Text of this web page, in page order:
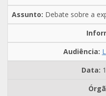
Debate sobre a